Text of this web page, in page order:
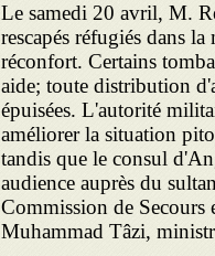
Le samedi 20 avril, M.
rescapés réfugiés dans
réconfort. Certains
aide; toute distribution
épuisées. L'autorité
améliorer la situation
tandis que le consul
audience auprès du
Commission de Secours
Muhammad Tâzi,